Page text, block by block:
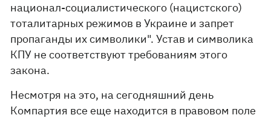
национал-социалистического (нацистского)
тоталитарных режимов в Украине и запрет
пропаганды их символики". Устав и символика
КПУ не соответствуют требованиям этого
закона.
Несмотря на это, на сегодняшний день
Компартия все еще находится в правовом поле